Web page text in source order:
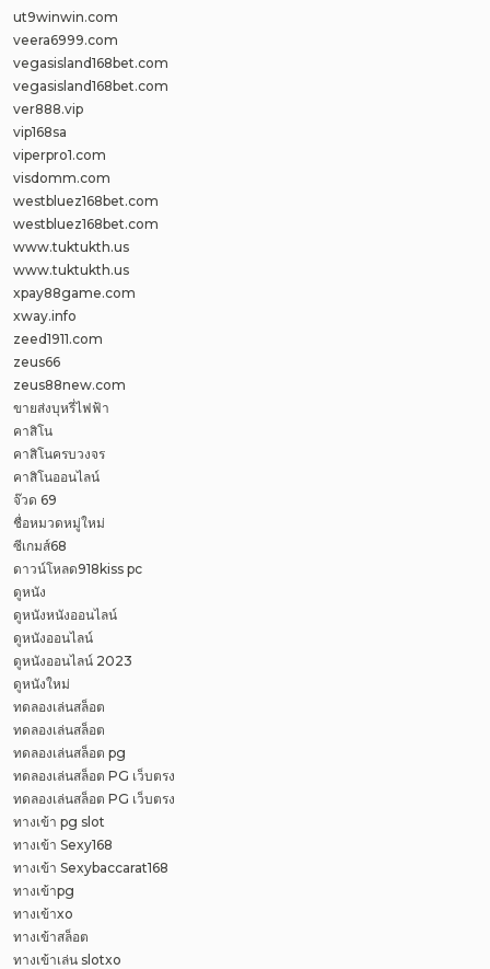
ut9winwin.com
veera6999.com
vegasisland168bet.com
vegasisland168bet.com
ver888.vip
vip168sa
viperpro1.com
visdomm.com
westbluez168bet.com
westbluez168bet.com
www.tuktukth.us
www.tuktukth.us
xpay88game.com
xway.info
zeed1911.com
zeus66
zeus88new.com
ขายส่งบุหรี่ไฟฟ้า
คาสิโน
คาสิโนครบวงจร
คาสิโนออนไลน์
จ๊วด 69
ชื่อหมวดหมู่ใหม่
ซีเกมส์68
ดาวน์โหลด918kiss pc
ดูหนัง
ดูหนังหนังออนไลน์
ดูหนังออนไลน์
ดูหนังออนไลน์ 2023
ดูหนังใหม่
ทดลองเล่นสล็อต
ทดลองเล่นสล็อต
ทดลองเล่นสล็อต pg
ทดลองเล่นสล็อต PG เว็บตรง
ทดลองเล่นสล็อต PG เว็บตรง
ทางเข้า pg slot
ทางเข้า Sexy168
ทางเข้า Sexybaccarat168
ทางเข้าpg
ทางเข้าxo
ทางเข้าสล็อต
ทางเข้าเล่น slotxo